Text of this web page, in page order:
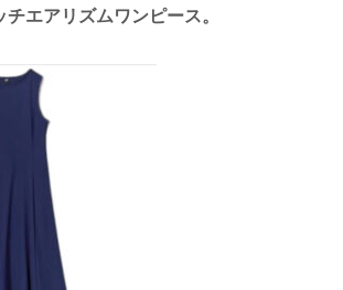
エアリズムワンピース。